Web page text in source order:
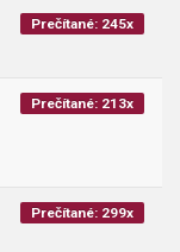
Prečítané: 245x
Prečítané: 213x
Prečítané: 299x